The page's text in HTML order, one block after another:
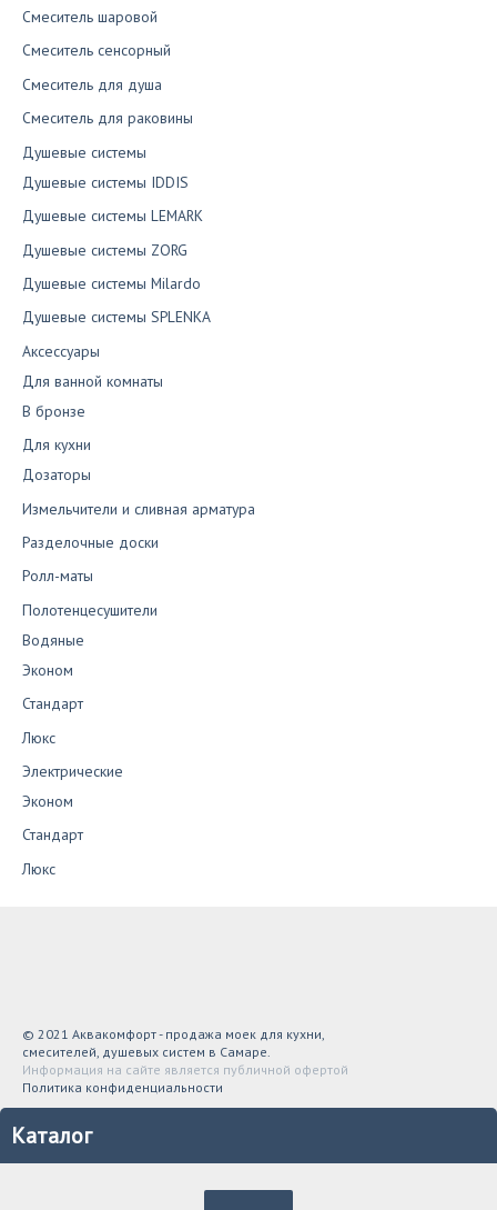
Смеситель шаровой
Смеситель сенсорный
Смеситель для душа
Смеситель для раковины
Душевые системы
Душевые системы IDDIS
Душевые системы LEMARK
Душевые системы ZORG
Душевые системы Milardo
Душевые системы SPLENKA
Аксессуары
Для ванной комнаты
В бронзе
Для кухни
Дозаторы
Измельчители и сливная арматура
Разделочные доски
Ролл-маты
Полотенцесушители
Водяные
Эконом
Стандарт
Люкс
Электрические
Эконом
Стандарт
Люкс
© 2021 Аквакомфорт - продажа моек для кухни,
смесителей, душевых систем в Самаре.
Информация на сайте является публичной офертой
Политика конфиденциальности
Каталог